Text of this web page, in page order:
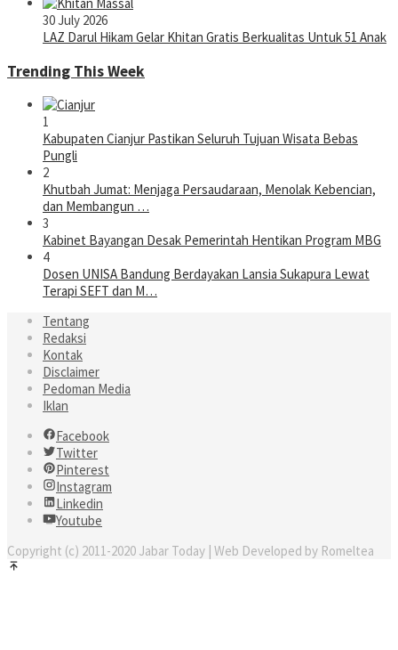
30 July 2026
LAZ Darul Hikam Gelar Khitan Gratis Berkualitas Untuk 51 Anak
Trending This Week
1
Kabupaten Cianjur Pastikan Seluruh Tujuan Wisata Bebas
Pungli
2
Khutbah Jumat: Menjaga Persaudaraan, Menolak Kebencian,
dan Membangun …
3
Kabinet Bayangan Desak Pemerintah Hentikan Program MBG
4
Dosen UNISA Bandung Berdayakan Lansia Sukapura Lewat
Terapi SEFT dan M…
Tentang
Redaksi
Kontak
Disclaimer
Pedoman Media
Iklan
Facebook
Twitter
Pinterest
Instagram
Linkedin
Youtube
Copyright (c) 2011-2020 Jabar Today | Web Developed by Romeltea